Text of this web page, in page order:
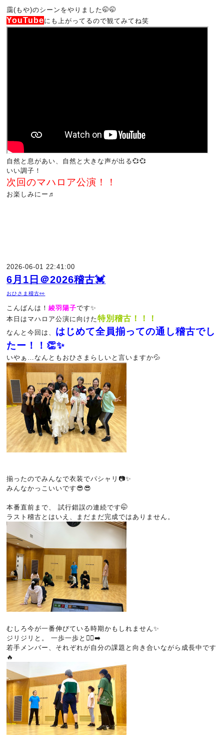
靄(もや)のシーンをやりました🤭🤭
YouTubeにも上がってるので観てみてね笑
自然と息があい、自然と大きな声が出る💞💞
いい調子！
次回のマハロア公演！！
お楽しみにー♬
2026-06-01 22:41:00
6月1日＠2026稽古💓
おひさま稽古👀
こんばんは！綾羽陽子です✨
本日はマハロア公演に向けた特別稽古！！！
なんと今回は、 はじめて全員揃っての通し稽古でし
たー！！👏✨
いやぁ…なんともおひさまらしいと言いますか💦
揃ったのでみんなで衣装でパシャリ📷✨
みんなかっこいいです😎😎
本番直前まで、 試行錯誤の連続です🤭
ラスト稽古とはいえ、まだまだ完成ではありません。
むしろ今が一番伸びている時期かもしれません✨
ジリジリと。 一歩一歩と🏃‍♀️‍➡️
若手メンバー、それぞれが自分の課題と向き合いながら成長中です
🔥